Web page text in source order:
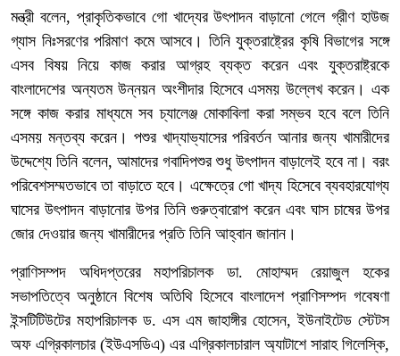
মন্ত্রী বলেন, প্রাকৃতিকভাবে গো খাদ্যের উৎপাদন বাড়ানো গেলে গ্রীণ হাউজ
গ্যাস নিঃসরণের পরিমাণ কমে আসবে। তিনি যুক্তরাষ্ট্রের কৃষি বিভাগের সঙ্গে
এসব বিষয় নিয়ে কাজ করার আগ্রহ ব্যক্ত করেন এবং যুক্তরাষ্ট্রকে
বাংলাদেশের অন্যতম উন্নয়ন অংশীদার হিসেবে এসময় উল্লেখ করেন। এক
সঙ্গে কাজ করার মাধ্যমে সব চ্যালেঞ্জ মোকাবিলা করা সম্ভব হবে বলে তিনি
এসময় মন্তব্য করেন। পশুর খাদ্যাভ্যাসের পরিবর্তন আনার জন্য খামারীদের
উদ্দেশ্যে তিনি বলেন, আমাদের গবাদিপশুর শুধু উৎপাদন বাড়ালেই হবে না। বরং
পরিবেশসম্মতভাবে তা বাড়াতে হবে। এক্ষেত্রে গো খাদ্য হিসেবে ব্যবহারযোগ্য
ঘাসের উৎপাদন বাড়ানোর উপর তিনি গুরুত্বারোপ করেন এবং ঘাস চাষের উপর
জোর দেওয়ার জন্য খামারীদের প্রতি তিনি আহ্বান জানান।
প্রাণিসম্পদ অধিদপ্তরের মহাপরিচালক ডা. মোহাম্মদ রেয়াজুল হকের
সভাপতিত্বে অনুষ্ঠানে বিশেষ অতিথি হিসেবে বাংলাদেশ প্রাণিসম্পদ গবেষণা
ইন্সটিটিউটের মহাপরিচালক ড. এস এম জাহাঙ্গীর হোসেন, ইউনাইটেড স্টেটস
অফ এগ্রিকালচার (ইউএসডিএ) এর এগ্রিকালচারাল অ্যাটাশে সারাহ গিলেস্কি,